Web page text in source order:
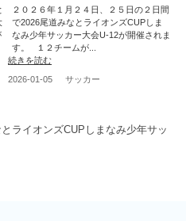
ライオンズCUPしまなみ少年サッ
２０２６年１月２４日、２５日の２日間
で2026尾道みなとライオンズCUPしま
なみ少年サッカー大会U-12が開催されま
す。 １２チームが...
続きを読む
2026-01-05
サッカー